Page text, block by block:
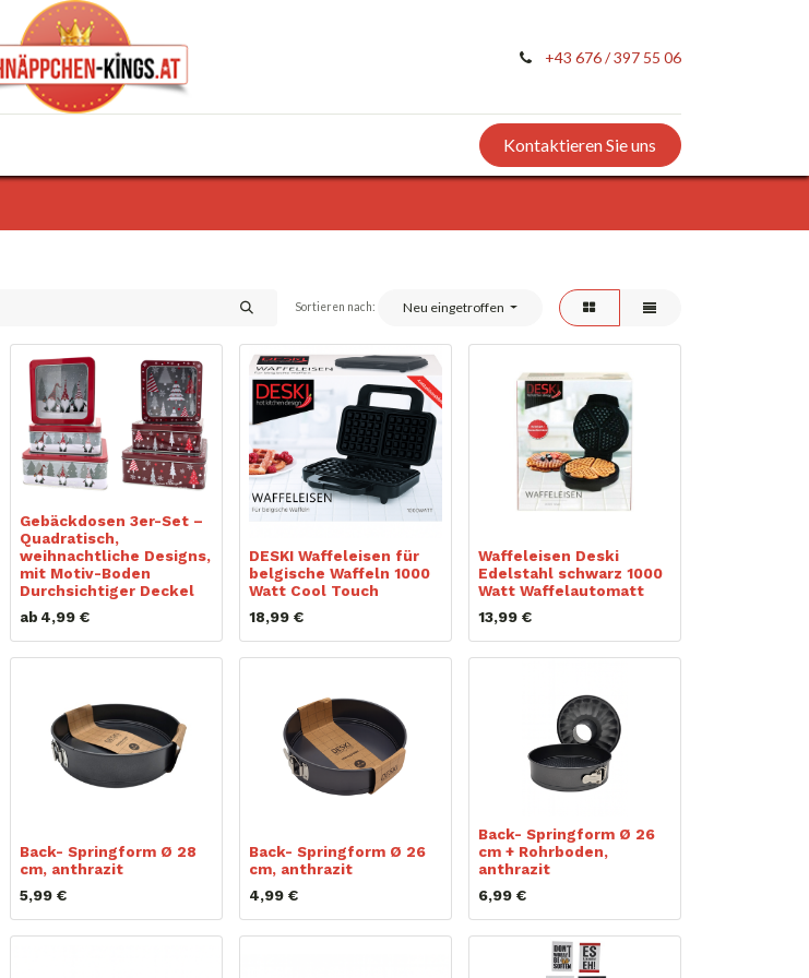
+43 676 / 397 55 06
Kontaktieren Sie uns
Sortieren nach: Neu eingetroffen
Gebäckdosen 3er-Set –
Quadratisch,
weihnachtliche Designs,
mit Motiv-Boden
Durchsichtiger Deckel
ab 4,99 €
DESKI Waffeleisen für
belgische Waffeln 1000
Watt Cool Touch
18,99 €
Waffeleisen Deski
Edelstahl schwarz 1000
Watt Waffelautomatt
13,99 €
Back- Springform Ø 28
cm, anthrazit
5,99 €
Back- Springform Ø 26
cm, anthrazit
4,99 €
Back- Springform Ø 26
cm + Rohrboden,
anthrazit
6,99 €